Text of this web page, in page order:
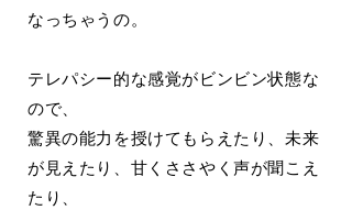
なっちゃうの。
テレパシー的な感覚がビンビン状態な
ので、
驚異の能力を授けてもらえたり、未来
が見えたり、甘くささやく声が聞こえ
たり、